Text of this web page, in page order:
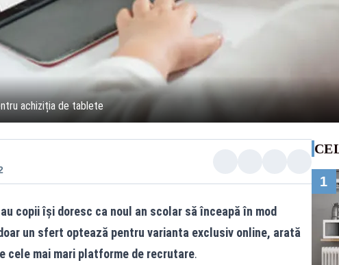
achiziția de tablete
copii își doresc ca noul an scolar să înceapă în mod
un sfert optează pentru varianta exclusiv online, arată
cele mai mari platforme de recrutare.
1